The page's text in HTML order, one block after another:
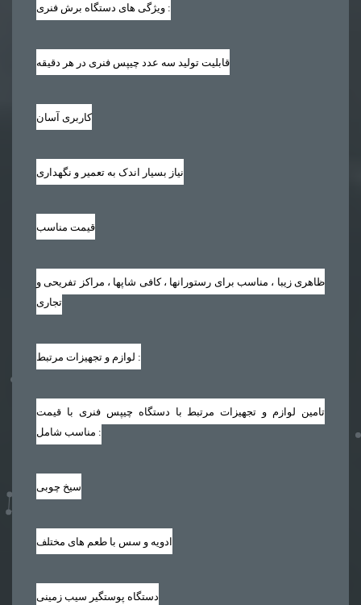
ویژگی های دستگاه برش فنری :
قابلیت تولید سه عدد چیپس فنری در هر دقیقه
کاربری آسان
نیاز بسیار اندک به تعمیر و نگهداری
قیمت مناسب
ظاهری زیبا ، مناسب برای رستورانها ، کافی شاپها ، مراکز تفریحی و
تجاری
لوازم و تجهیزات مرتبط :
تامین لوازم و تجهیزات مرتبط با دستگاه چیپس فنری با قیمت
مناسب شامل :
سیخ چوبی
ادویه و سس با طعم های مختلف
دستگاه پوستگیر سیب زمینی